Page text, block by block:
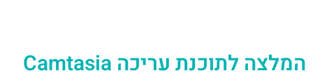
המלצה לתוכנת עריכה Camtasia